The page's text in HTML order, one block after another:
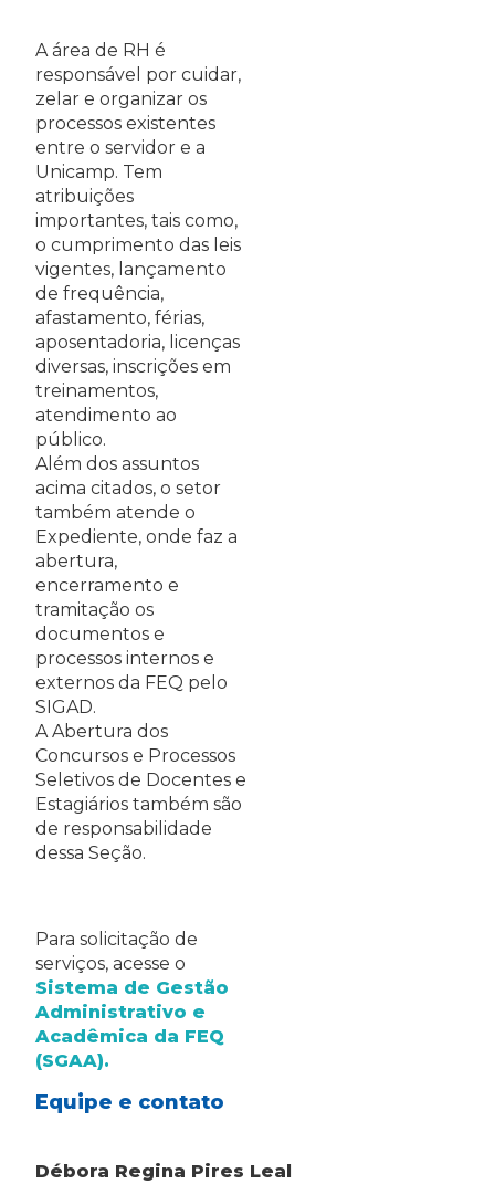
A área de RH é
responsável por cuidar,
zelar e organizar os
processos existentes
entre o servidor e a
Unicamp. Tem
atribuições
importantes, tais como,
o cumprimento das leis
vigentes, lançamento
de frequência,
afastamento, férias,
aposentadoria, licenças
diversas, inscrições em
treinamentos,
atendimento ao
público.
Além dos assuntos
acima citados, o setor
também atende o
Expediente, onde faz a
abertura,
encerramento e
tramitação os
documentos e
processos internos e
externos da FEQ pelo
SIGAD.
A Abertura dos
Concursos e Processos
Seletivos de Docentes e
Estagiários também são
de responsabilidade
dessa Seção.
Para solicitação de
serviços, acesse o
Sistema de Gestão
Administrativo e
Acadêmica da FEQ
(SGAA).
Equipe e contato
Débora Regina Pires Leal